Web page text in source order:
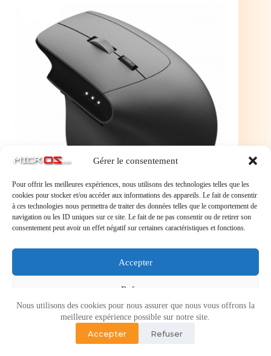
Gérer le consentement
Pour offrir les meilleures expériences, nous utilisons des technologies telles que les
cookies pour stocker et/ou accéder aux informations des appareils. Le fait de consentir
à ces technologies nous permettra de traiter des données telles que le comportement de
navigation ou les ID uniques sur ce site. Le fait de ne pas consentir ou de retirer son
consentement peut avoir un effet négatif sur certaines caractéristiques et fonctions.
Accepter
Refuser
Voir les préférences
Politique de cookiesPolitique de confidentialité
Nous utilisons des cookies pour nous assurer que nous vous offrons la
meilleure expérience possible sur notre site.
Accepter Refuser
Souris sans fil ergonomique Advance Vertical FX
(Noir) - S-V385RF
(Noir) – S-V385RF